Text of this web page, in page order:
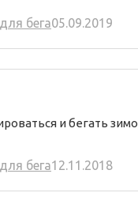
бега05.09.2019
и бегать
бега12.11.2018